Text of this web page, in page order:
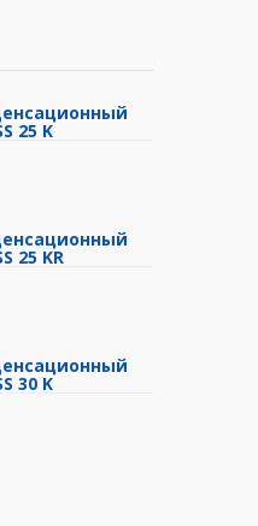
25 K
25 KR
30 K